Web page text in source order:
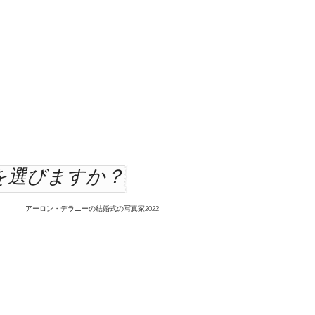
選びますか？
アーロン・デラニーの結婚式の写真家2022